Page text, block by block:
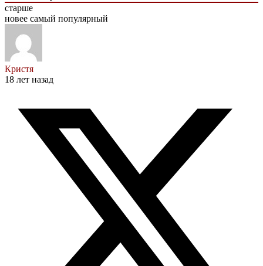
старше
новее самый популярный
Кристя
18 лет назад